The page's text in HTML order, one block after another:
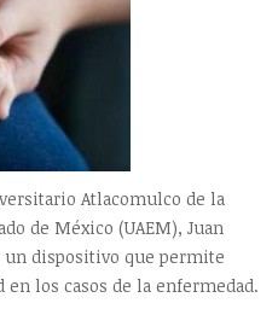
Atlacomulco de la
de México (UAEM), Juan
un dispositivo que permite
los casos de la enfermedad.